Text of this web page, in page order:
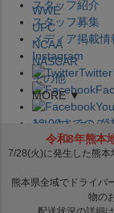
スタッフ紹介
スタッフ募集
メディア掲載情
Instagram
Twitter
セレクション公
WWE
UFC
NCAA
NASCAR
その他
MORE ▼
12:00までのご
在庫品は 1-3営